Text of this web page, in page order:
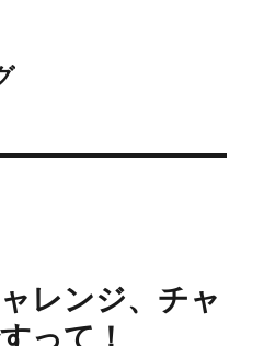
レンジ、チャ
って！